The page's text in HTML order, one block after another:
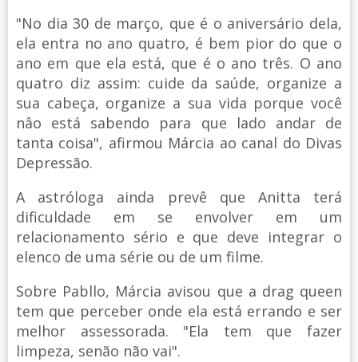
"No dia 30 de março, que é o aniversário dela,
ela entra no ano quatro, é bem pior do que o
ano em que ela está, que é o ano três. O ano
quatro diz assim: cuide da saúde, organize a
sua cabeça, organize a sua vida porque você
nâo está sabendo para que lado andar de
tanta coisa", afirmou Márcia ao canal do Divas
Depressão.
A astróloga ainda prevê que Anitta terá
dificuldade em se envolver em um
relacionamento sério e que deve integrar o
elenco de uma série ou de um filme.
Sobre Pabllo, Márcia avisou que a drag queen
tem que perceber onde ela está errando e ser
melhor assessorada. "Ela tem que fazer
limpeza, senão não vai".